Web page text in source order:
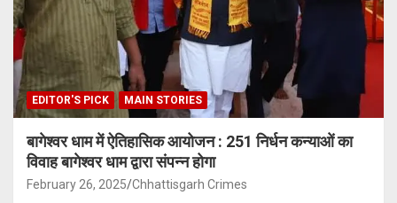
EDITOR'S PICK MAIN STORIES
बागेश्वर धाम में ऐतिहासिक आयोजन : 251 निर्धन कन्याओं का
विवाह बागेश्वर धाम द्वारा संपन्न होगा
February 26, 2025 Chhattisgarh Crimes